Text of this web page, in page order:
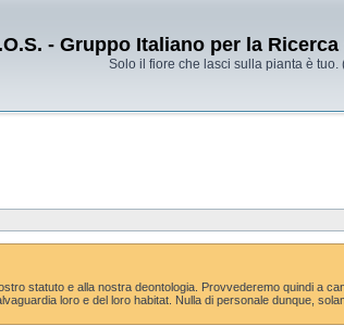
- Gruppo Italiano per la
Solo il fiore che lasci sulla pianta è tuo.
statuto e alla nostra deontologia. Provvederemo quindi a
loro e del loro habitat. Nulla di personale dunque,